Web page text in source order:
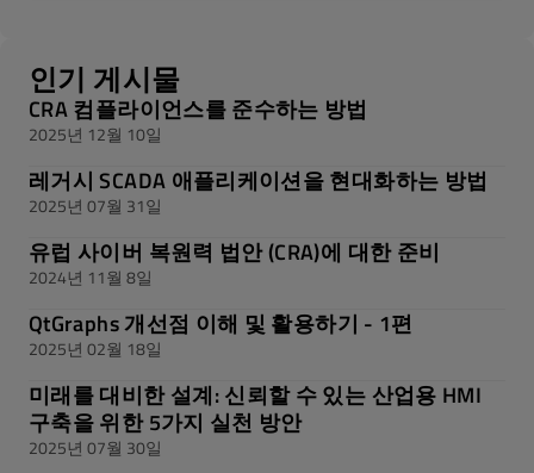
인기 게시물
CRA 컴플라이언스를 준수하는 방법
2025년 12월 10일
레거시 SCADA 애플리케이션을 현대화하는 방법
2025년 07월 31일
유럽 사이버 복원력 법안 (CRA)에 대한 준비
2024년 11월 8일
QtGraphs 개선점 이해 및 활용하기 - 1편
2025년 02월 18일
미래를 대비한 설계: 신뢰할 수 있는 산업용 HMI
구축을 위한 5가지 실천 방안
2025년 07월 30일